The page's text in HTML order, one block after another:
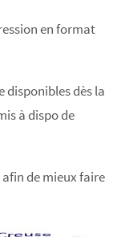
en format
disponibles dès la
à dispo de
afin de mieux faire